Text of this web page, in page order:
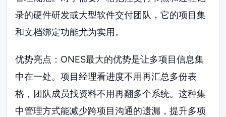
录的硬件研发或大型软件交付团队，它的项目集
和文档绑定功能尤为实用。
优势亮点：ONES最大的优势是让多项目信息集
中在一处。项目经理看进度不用再汇总多份表
格，团队成员找资料不用再翻多个系统。这种集
中管理方式能减少跨项目沟通的遗漏，提升多项